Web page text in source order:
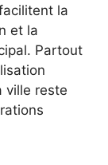
la
et la
Partout
ville reste